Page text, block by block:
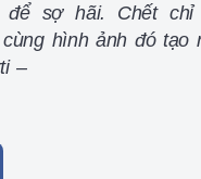
để sợ hãi. Chết
hình ảnh đó tạo
–